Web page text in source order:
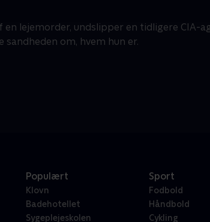
en lejemorder, undslipper en tidligere CIA-
om, hvem hun er.
Populært
Klovn
Badehotellet
Sygeplejeskolen
Sport
Fodbold
Håndbold
Cykling